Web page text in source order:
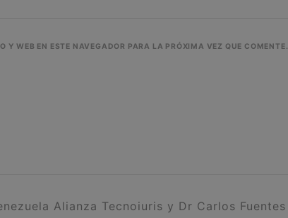
Y WEB EN ESTE NAVEGADOR PARA LA PRÓXIMA VEZ QUE COMENTE.
Alianza Tecnoiuris y Dr Carlos Fuentes